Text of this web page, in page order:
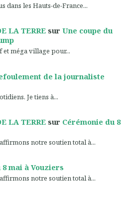
dans les Hauts-de-France...
LA TERRE sur Une coupe du
et méga village pour...
de la journaliste
Je tiens à...
LA TERRE sur Cérémonie du 8
notre soutien total à...
mai à Vouziers
notre soutien total à...